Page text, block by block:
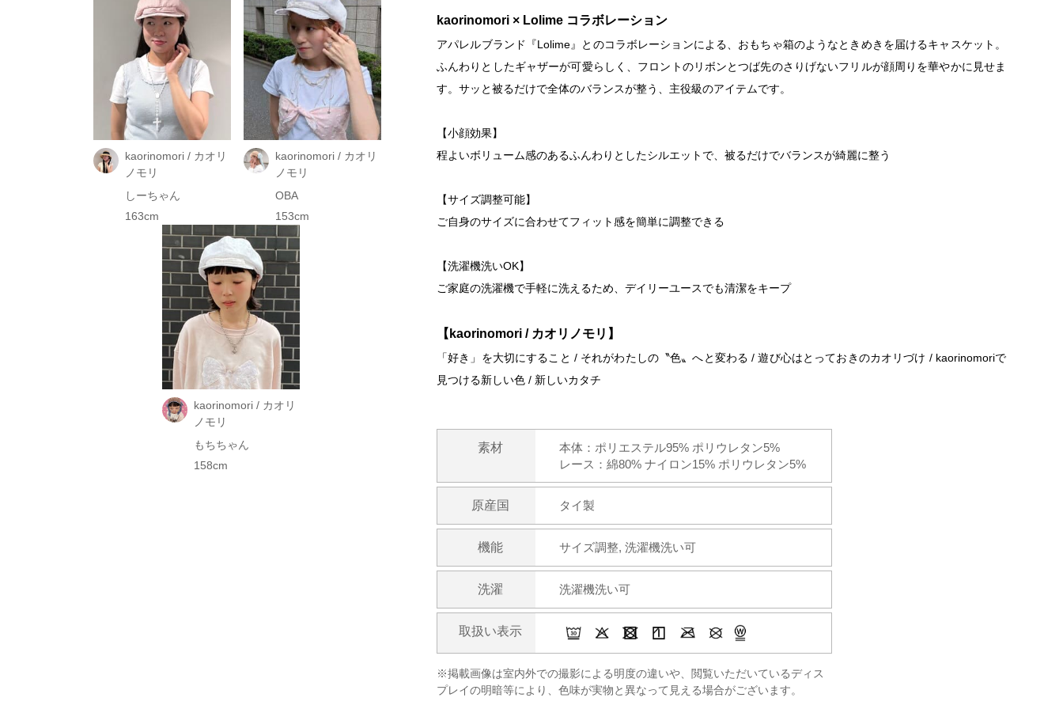
kaorinomori / カオリ
ノモリ
しーちゃん
163cm
kaorinomori / カオリ
ノモリ
OBA
153cm
kaorinomori / カオリ
ノモリ
もちちゃん
158cm
kaorinomori × Lolime コラボレーション
アパレルブランド『Lolime』とのコラボレーションによる、おもちゃ箱のようなときめきを届けるキャスケット。
ふんわりとしたギャザーが可愛らしく、フロントのリボンとつば先のさりげないフリルが顔周りを華やかに見せま
す。サッと被るだけで全体のバランスが整う、主役級のアイテムです。
【小顔効果】
程よいボリューム感のあるふんわりとしたシルエットで、被るだけでバランスが綺麗に整う
【サイズ調整可能】
ご自身のサイズに合わせてフィット感を簡単に調整できる
【洗濯機洗いOK】
ご家庭の洗濯機で手軽に洗えるため、デイリーユースでも清潔をキープ
【kaorinomori / カオリノモリ】
「好き」を大切にすること / それがわたしの〝色〟へと変わる / 遊び心はとっておきのカオリづけ / kaorinomoriで
見つける新しい色 / 新しいカタチ
素材
本体：ポリエステル95% ポリウレタン5%
レース：綿80% ナイロン15% ポリウレタン5%
原産国 タイ製
機能 サイズ調整, 洗濯機洗い可
洗濯 洗濯機洗い可
取扱い表示
※掲載画像は室内外での撮影による明度の違いや、閲覧いただいているディス
プレイの明暗等により、色味が実物と異なって見える場合がございます。